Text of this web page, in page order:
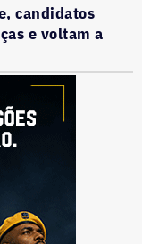
candidatos
e voltam a